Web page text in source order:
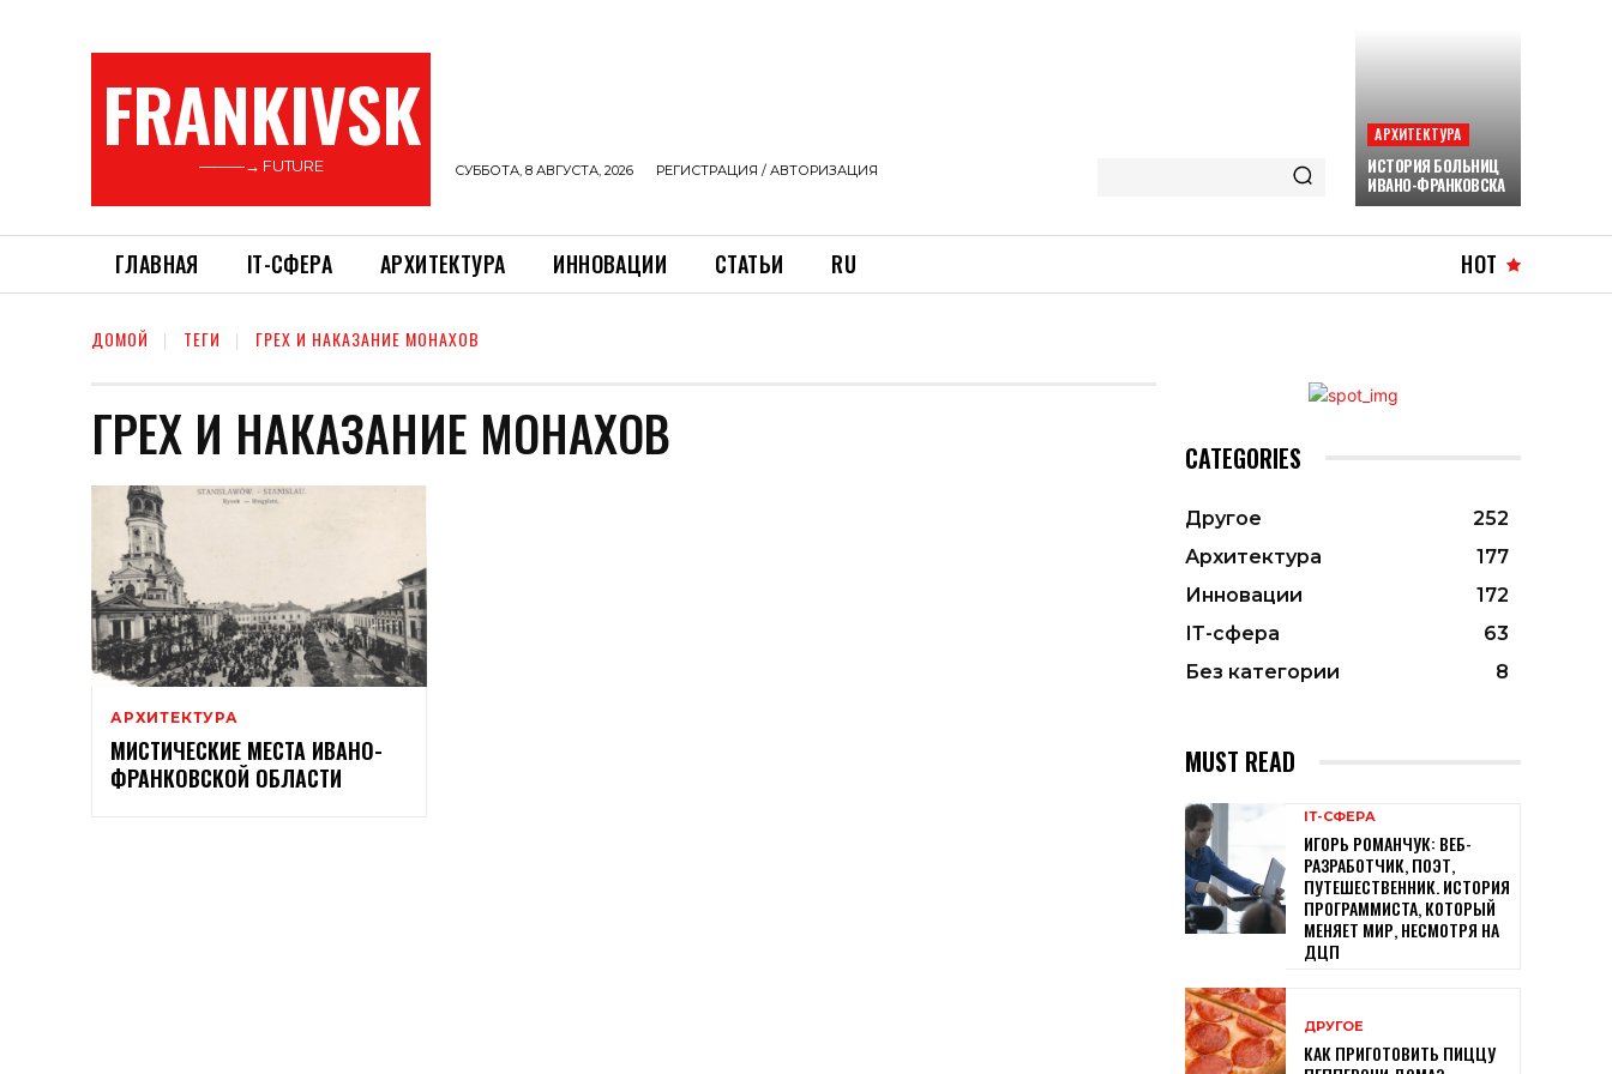
FRANKIVSK
———→ FUTURE СУББОТА, 8 АВГУСТА, 2026 РЕГИСТРАЦИЯ / АВТОРИЗАЦИЯ
АРХИТЕКТУРА
ИСТОРИЯ БОЛЬНИЦ
ИВАНО-ФРАНКОВСКА
ГЛАВНАЯ ІТ-СФЕРА АРХИТЕКТУРА ИННОВАЦИИ СТАТЬИ RU HOT
ДОМОЙ ТЕГИ ГРЕХ И НАКАЗАНИЕ МОНАХОВ
ГРЕХ И НАКАЗАНИЕ МОНАХОВ
АРХИТЕКТУРА
МИСТИЧЕСКИЕ МЕСТА ИВАНО-
ФРАНКОВСКОЙ ОБЛАСТИ
CATEGORIES
Другое
252
Архитектура
177
Инновации
172
ІТ-сфера
63
Без категории
8
MUST READ
ІТ-СФЕРА
ИГОРЬ РОМАНЧУК: ВЕБ-
РАЗРАБОТЧИК, ПОЭТ,
ПУТЕШЕСТВЕННИК. ИСТОРИЯ
ПРОГРАММИСТА, КОТОРЫЙ
МЕНЯЕТ МИР, НЕСМОТРЯ НА
ДЦП
ДРУГОЕ
КАК ПРИГОТОВИТЬ ПИЦЦУ